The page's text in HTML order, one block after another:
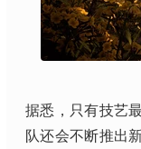
据悉，只有技艺
队还会不断推出